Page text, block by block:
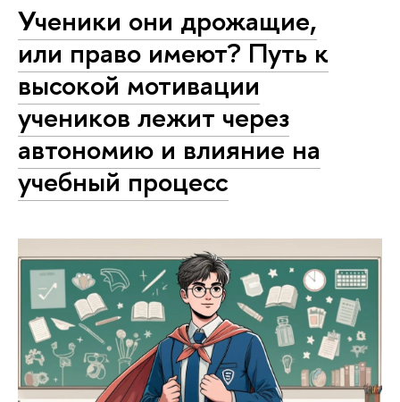
Ученики они дрожащие,
или право имеют? Путь к
высокой мотивации
учеников лежит через
автономию и влияние на
учебный процесс